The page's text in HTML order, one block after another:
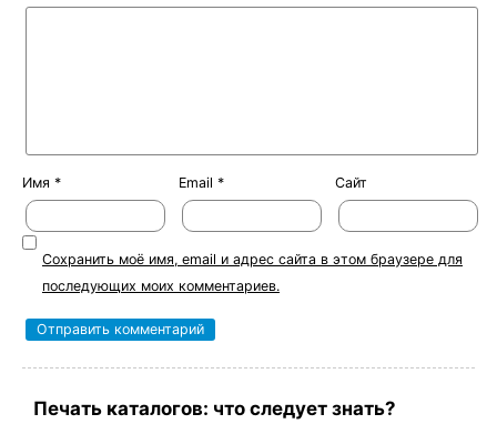
Имя * Email * Сайт
Сохранить моё имя, email и адрес сайта в этом браузере для
последующих моих комментариев.
Печать каталогов: что следует знать?